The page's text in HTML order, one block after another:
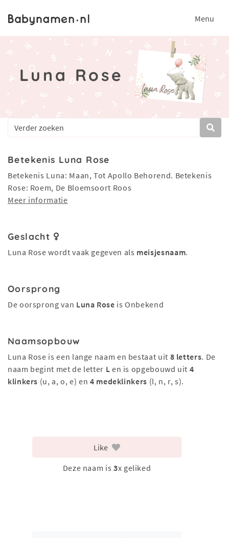
Menu
Luna Rose
Betekenis Luna Rose
Betekenis Luna: Maan, Tot Apollo Behorend. Betekenis
Rose: Roem, De Bloemsoort Roos
Meer informatie
Geslacht
Luna Rose wordt vaak gegeven als meisjesnaam.
Oorsprong
De oorsprong van Luna Rose is Onbekend
Naamsopbouw
Luna Rose is een lange naam en bestaat uit 8 letters. De
naam begint met de letter L en is opgebouwd uit 4
klinkers (u, a, o, e) en4 medeklinkers (l, n, r, s).
Like
Deze naam is 3x geliked